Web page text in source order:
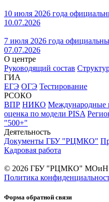
10 июля 2026 года
10.07.2026
7 июля 2026 года
07.07.2026
О центре
Руководящий состав
ГИА
ЕГЭ ОГЭ Тестирование
РСОКО
ВПР НИКО Международные
оценка по модели PISA
"500+"
Деятельность
Документы ГБУ "РЦМКО"
Кадровая работа
© 2026 ГБУ "РЦМКО" МОиН
Политика
Форма обратной связи